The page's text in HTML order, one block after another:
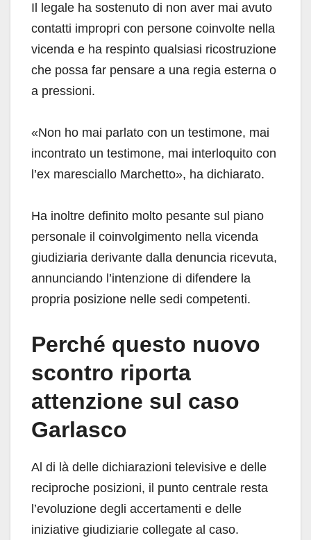
Il legale ha sostenuto di non aver mai avuto
contatti impropri con persone coinvolte nella
vicenda e ha respinto qualsiasi ricostruzione
che possa far pensare a una regia esterna o
a pressioni.
«Non ho mai parlato con un testimone, mai
incontrato un testimone, mai interloquito con
l’ex maresciallo Marchetto», ha dichiarato.
Ha inoltre definito molto pesante sul piano
personale il coinvolgimento nella vicenda
giudiziaria derivante dalla denuncia ricevuta,
annunciando l’intenzione di difendere la
propria posizione nelle sedi competenti.
Perché questo nuovo
scontro riporta
attenzione sul caso
Garlasco
Al di là delle dichiarazioni televisive e delle
reciproche posizioni, il punto centrale resta
l’evoluzione degli accertamenti e delle
iniziative giudiziarie collegate al caso.